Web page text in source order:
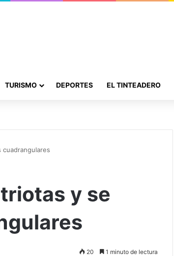
TURISMO DEPORTES EL TINTEADERO
cuadrangulares
y se
20 1 minuto de lectura